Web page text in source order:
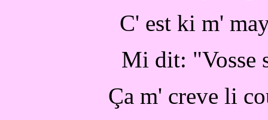
C' est ki m'
Mi dit: "Vosse
Ça m' creve li